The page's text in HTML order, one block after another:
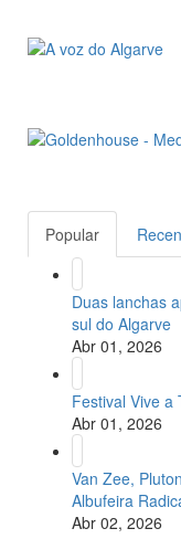
Popular
Duas lanchas
sul do Algarve
Abr 01, 2026
Festival Vive a
Abr 01, 2026
Van Zee,
Albufeira
Abr 02, 2026